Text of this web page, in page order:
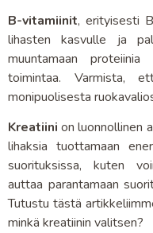
B-vitamiinit, erityisesti
lihasten kasvulle ja
muuntamaan
toimintaa. Varmista,
monipuolisesta
Kreatiini on luonnollinen
lihaksia tuottamaan
suorituksissa, kuten
auttaa parantamaan
Tutustu tästä
minkä kreatiinin valitsen?